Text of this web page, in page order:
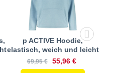
p ACTIVE Hoodie,
elastisch, weich und leicht
69,95 € 55,96 €